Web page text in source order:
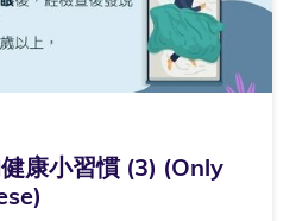
康小習慣 (3) (Only